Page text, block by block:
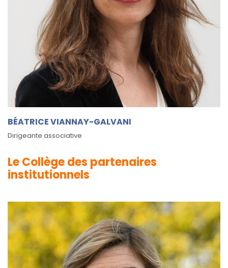
BÉATRICE VIANNAY-GALVANI
Dirigeante associative
Le Collège des partenaires
institutionnels